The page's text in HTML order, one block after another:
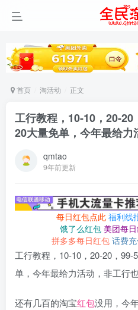
首页 淘活动 正文
工行教程，10-10，20-
20大量免单，今年最给力
qmtao
9年前更新
每日红包点此 福利线
饿了么红包 美团每
拼多多每日红包 话费
工行教程，10-10，20-20，99-
单，今年最给力活动，非工行
还有几百的淘宝红包没用，今